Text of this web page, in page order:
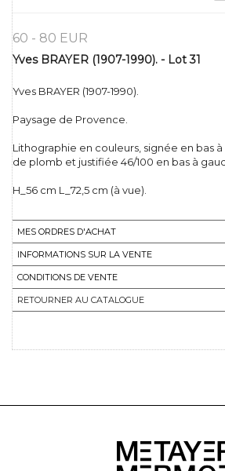
60 - 80 EUR
Yves BRAYER (1907-1990). - Lot 31
Yves BRAYER (1907-1990).
Paysage de Provence.
Lithographie en couleurs, signée en bas
de plomb et justifiée 46/100 en bas à
H_56 cm L_72,5 cm (à vue).
MES ORDRES D'ACHAT
INFORMATIONS SUR LA VENTE
CONDITIONS DE VENTE
RETOURNER AU CATALOGUE